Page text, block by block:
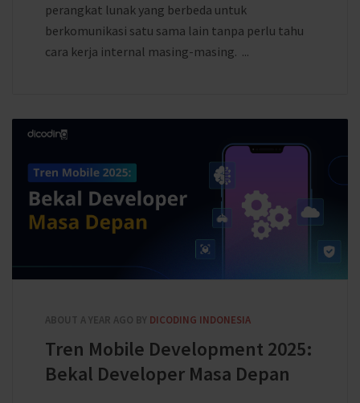
perangkat lunak yang berbeda untuk
berkomunikasi satu sama lain tanpa perlu tahu
cara kerja internal masing-masing. ...
ABOUT A YEAR AGO BY DICODING INDONESIA
Tren Mobile Development 2025:
Bekal Developer Masa Depan